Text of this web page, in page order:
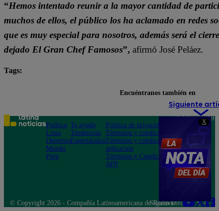
X
“Hemos intentado reunir a la mayor cantidad de
muchos de ellos, el público los ha aclamado en redes
que es muy especial para nosotros, además será el
dejado El Gran Chef Famosos”, afirmó José Peláez.
Tags:
Siguiente
Encuéntranos también en
Política
Lima
Deportes
Mundo
Perú
Te ayudo
Tendencias
Espectáculos
Política de privacidad
Términos y condiciones
Términos y condiciones
aplicación
Términos y Condiciones
APP
Teléfono: 219
Av. San
Felipe 968
Jesús María
© Copyright 2026 - Compañía Latinoamericana de Radio Difusión S.A.
Síguenos